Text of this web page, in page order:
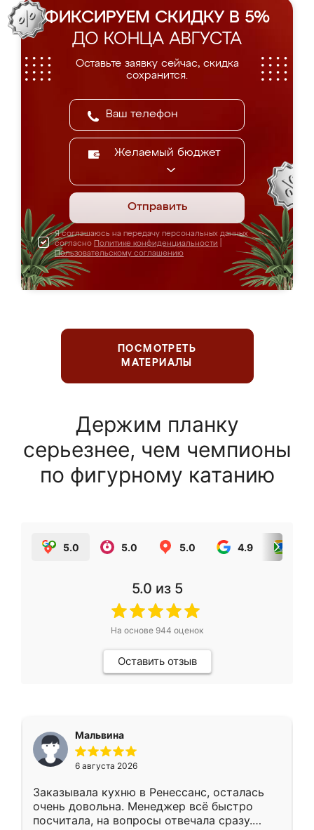
ФИКСИРУЕМ СКИДКУ В 5%
ДО КОНЦА АВГУСТА
Оставьте заявку сейчас, скидка
сохранится.
Желаемый бюджет
Отправить
Я соглашаюсь на передачу персональных данных
согласно Политике конфиденциальности
Пользовательскому соглашению
ПОСМОТРЕТЬ
МАТЕРИАЛЫ
Держим планку
серьезнее, чем чемпионы
по фигурному катанию
5.0 5.0 5.0 4.9
5.0 из 5
На основе 944 оценок
Оставить отзыв
Мальвина
6 августа 2026
Заказывала кухню в Ренессанс, осталась
очень довольна. Менеджер всё быстро
посчитала, на вопросы отвечала сразу.